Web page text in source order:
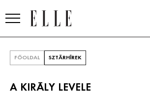
FŐOLDAL SZTÁRHÍREK
A KIRÁLY LEVELE